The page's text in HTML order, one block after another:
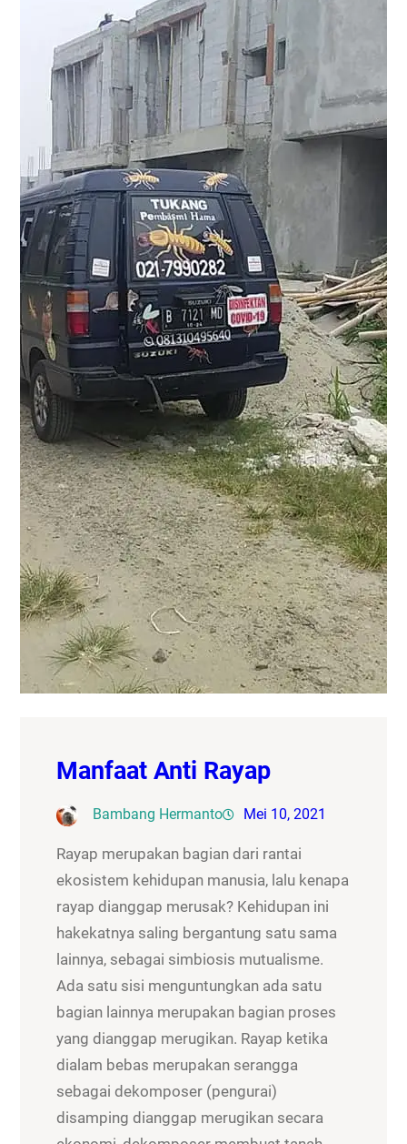
Manfaat Anti Rayap
Bambang Hermanto Mei 10, 2021
Rayap merupakan bagian dari rantai
ekosistem kehidupan manusia, lalu kenapa
rayap dianggap merusak? Kehidupan ini
hakekatnya saling bergantung satu sama
lainnya, sebagai simbiosis mutualisme.
Ada satu sisi menguntungkan ada satu
bagian lainnya merupakan bagian proses
yang dianggap merugikan. Rayap ketika
dialam bebas merupakan serangga
sebagai dekomposer (pengurai)
disamping dianggap merugikan secara